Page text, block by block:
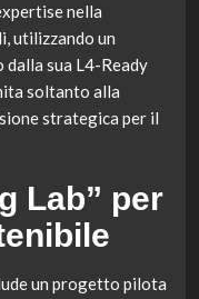
nella
utilizzando un
sua L4-Ready
soltanto alla
strategica per il
Lab” per
un progetto pilota